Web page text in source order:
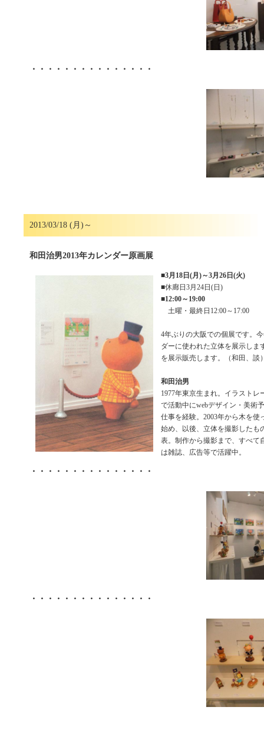
・・・・・・・・・・・・・・・
2013/03/18 (月)～
和田治男2013年カレンダー原画展
■3月18日(月)～3月26日(火)
■休廊日3月24日(日)
■12:00～19:00
土曜・最終日12:00～17:00
4年ぶりの大阪での個展です。
ダーに使われた立体を展示しま
を展示販売します。（和田、談
和田治男
1977年東京生まれ。イラストレ
で活動中にwebデザイン・美術
仕事を経験。2003年から木を使
始め、以後、立体を撮影したも
表。制作から撮影まで、すべて
は雑誌、広告等で活躍中。
・・・・・・・・・・・・・・・
・・・・・・・・・・・・・・・